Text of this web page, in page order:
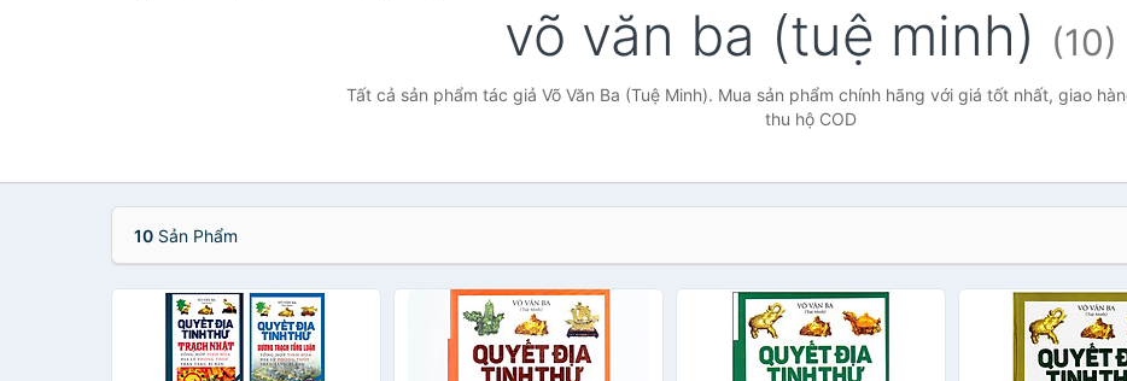
võ văn ba (tuệ minh) (10)
Tất cả sản phẩm tác giả Võ Văn Ba (Tuệ Minh). Mua sản phẩm chính hãng với giá tốt nhất, giao
thu hộ COD
10 Sản Phẩm